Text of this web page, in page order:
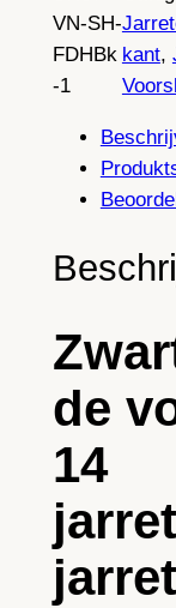
a
r
t
t
o
o
k
1
%
VN-SH-
FDHBk
-1
kant,
de
14